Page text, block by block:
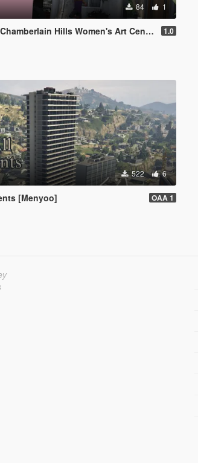
84 1
Hills Women's Art Center 1.0
522 6
[Menyoo] OAA 1